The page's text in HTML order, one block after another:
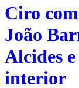
Ciro
João
Alcides
interior